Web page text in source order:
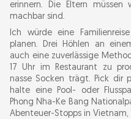
erinnern. Die Eltern
machbar sind.
Ich würde eine
planen. Drei Höhlen an
auch eine zuverlässige
17 Uhr im Restaurant zu
nasse Socken trägt. Pick dir
halte eine Pool- oder
Phong Nha-Ke Bang
Abenteuer-Stopps in